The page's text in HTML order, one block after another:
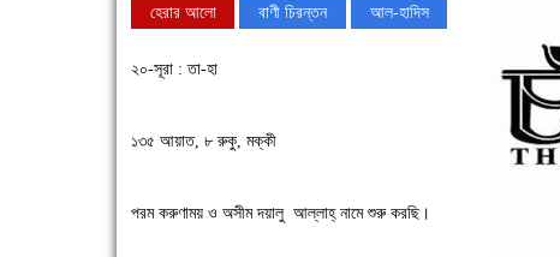
হেরার আলো বাণী চিরন্তন আল-হাদিস
২০-সূরা : তা-হা
১৩৫ আয়াত, ৮ রুকু, মক্কী
পরম করুণাময় ও অসীম দয়ালু আল্লাহ্ নামে শুরু করছি।